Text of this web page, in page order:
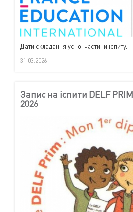
Дати складання усної частини іспиту.
31.03.2026
Запис на іспити DELF
2026